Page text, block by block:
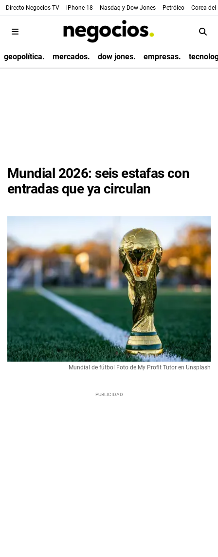
Directo Negocios TV - iPhone 18 - Nasdaq y Dow Jones - Petróleo - Corea
geopolítica. mercados. dow jones. empresas.
Mundial 2026: seis estafas con
entradas que ya circulan
Mundial de fútbol Foto de My Profit Tutor en Unsplash